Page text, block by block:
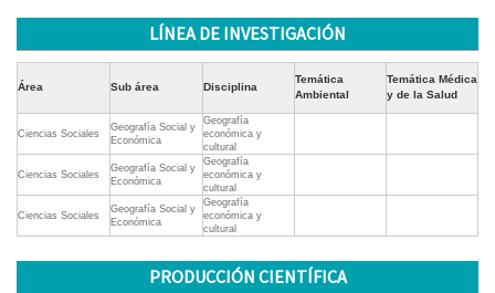
LÍNEA DE INVESTIGACIÓN
Área Sub área Disciplina
Temática
Ambiental
Temática Médica
y de la Salud
Ciencias Sociales
Geografía Social y
Económica
Geografía
económica y
cultural
Ciencias Sociales
Geografía Social y
Económica
Geografía
económica y
cultural
Ciencias Sociales
Geografía Social y
Económica
Geografía
económica y
cultural
PRODUCCIÓN CIENTÍFICA